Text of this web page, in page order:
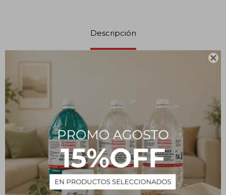

Descripción
Fabricado en material de vidrio boro 3.3
Resistente al calor
Alta resistencia química
Borde fundido y reforzado
Respaldo y asesoramiento técnico posventa
Origen China